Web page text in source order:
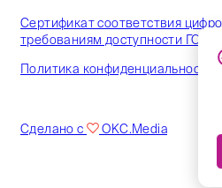
Сертификат соответствия
требованиям доступности ГОСТ
Политика конфиденциальности
Сделано с OKC.Media